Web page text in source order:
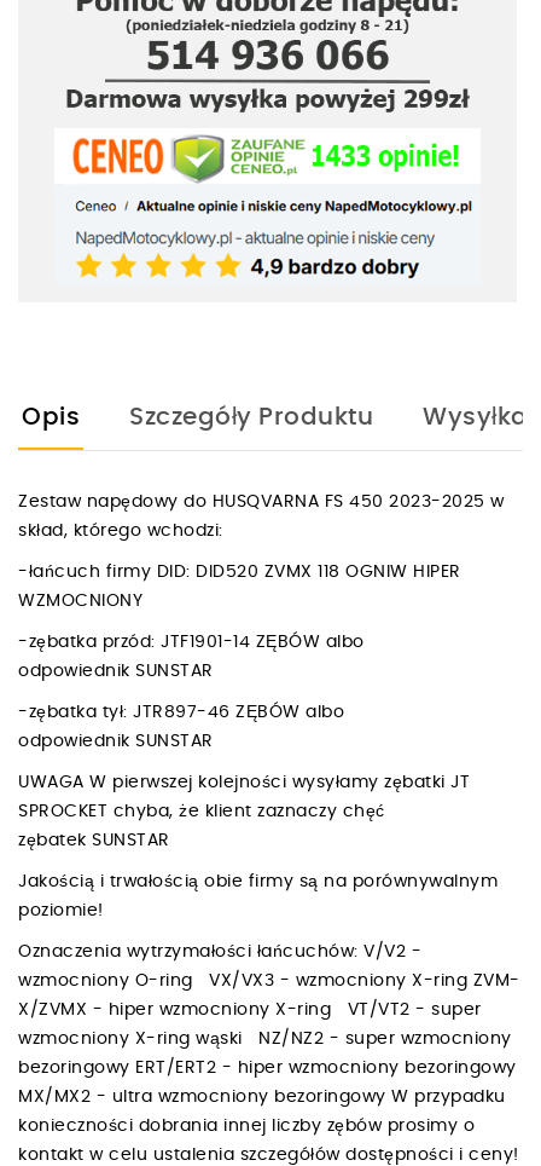
Opis Szczegóły Produktu Wysyłka
Zestaw napędowy do HUSQVARNA FS 450 2023-2025 w
skład, którego wchodzi:
-łańcuch firmy DID: DID520 ZVMX 118 OGNIW HIPER
WZMOCNIONY
-zębatka przód: JTF1901-14 ZĘBÓW albo
odpowiednik SUNSTAR
-zębatka tył: JTR897-46 ZĘBÓW albo
odpowiednik SUNSTAR
UWAGA W pierwszej kolejności wysyłamy zębatki JT
SPROCKET chyba, że klient zaznaczy chęć
zębatek SUNSTAR
Jakością i trwałością obie firmy są na porównywalnym
poziomie!
Oznaczenia wytrzymałości łańcuchów: V/V2 -
wzmocniony O-ring VX/VX3 - wzmocniony X-ring ZVM-
X/ZVMX - hiper wzmocniony X-ring VT/VT2 - super
wzmocniony X-ring wąski NZ/NZ2 - super wzmocniony
bezoringowy ERT/ERT2 - hiper wzmocniony bezoringowy
MX/MX2 - ultra wzmocniony bezoringowy W przypadku
konieczności dobrania innej liczby zębów prosimy o
kontakt w celu ustalenia szczegółów dostępności i ceny!